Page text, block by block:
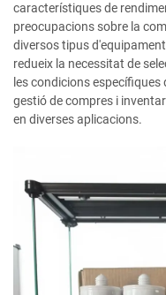
característiques de
preocupacions sobre la
diversos tipus
redueix la necessitat de
les condicions
gestió de compres i
en diverses aplicacions.